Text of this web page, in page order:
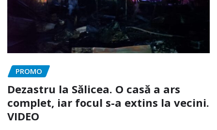
PROMO
Dezastru la Sălicea. O casă a ars
complet, iar focul s-a extins la vecini.
VIDEO